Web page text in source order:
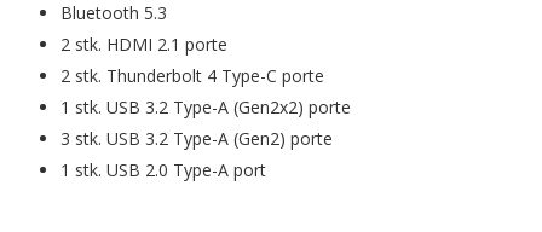
Bluetooth 5.3
2 stk. HDMI 2.1 porte
2 stk. Thunderbolt 4 Type-C porte
1 stk. USB 3.2 Type-A (Gen2x2) porte
3 stk. USB 3.2 Type-A (Gen2) porte
1 stk. USB 2.0 Type-A port